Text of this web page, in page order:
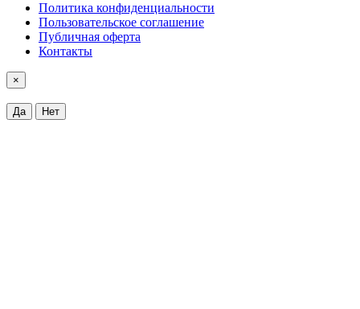
Политика конфиденциальности
Пользовательское соглашение
Публичная оферта
Контакты
×
Да Нет